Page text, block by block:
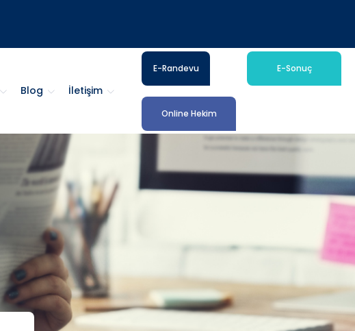
Blog İletişim
E-Randevu E-Sonuç
Online Hekim